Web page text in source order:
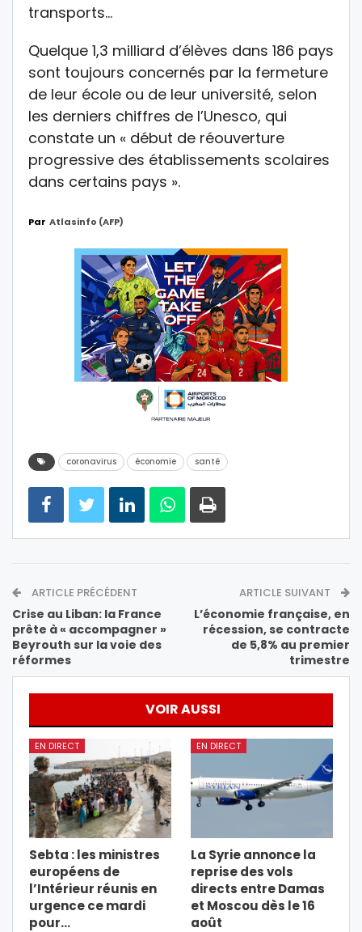
transports…
Quelque 1,3 milliard d’élèves dans 186 pays
sont toujours concernés par la fermeture
de leur école ou de leur université, selon
les derniers chiffres de l’Unesco, qui
constate un « début de réouverture
progressive des établissements scolaires
dans certains pays ».
Par Atlasinfo (AFP)
coronavirus économie santé
ARTICLE PRÉCÉDENT
Crise au Liban: la France
prête à « accompagner »
Beyrouth sur la voie des
réformes
ARTICLE SUIVANT
L’économie française, en
récession, se contracte
de 5,8% au premier
trimestre
VOIR AUSSI
EN DIRECT
Sebta : les ministres
européens de
l’Intérieur réunis en
urgence ce mardi
pour…
EN DIRECT
La Syrie annonce la
reprise des vols
directs entre Damas
et Moscou dès le 16
août